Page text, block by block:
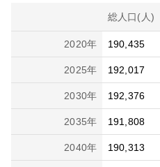
総人口(人)
2020年 190,435
2025年 192,017
2030年 192,376
2035年 191,808
2040年 190,313